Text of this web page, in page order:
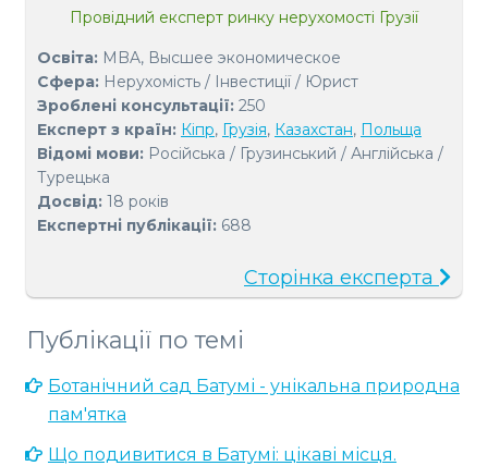
Провідний експерт ринку нерухомості Грузії
Освіта: MBA, Высшее экономическое
Сфера: Нерухомість / Інвестиції / Юрист
Зроблені консультації: 250
Експерт з країн: Кіпр, Грузія, Казахстан, Польща
Відомі мови: Російська / Грузинський / Англійська /
Турецька
Досвід: 18 років
Експертні публікації: 688
Сторінка експерта
Публікації по темі
Ботанічний сад Батумі - унікальна природна
пам'ятка
Що подивитися в Батумі: цікаві місця.